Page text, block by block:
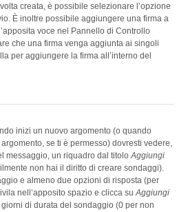
creata, è possibile selezionare l’opzione
È inoltre possibile aggiungere una firma a
voce nel Pannello di Controllo
che una firma venga aggiunta ai singoli
per aggiungere la firma all’interno del
inizi un nuovo argomento (o quando
se ti è permesso) dovresti vedere,
messaggio, un riquadro dal titoloAggiungi
non hai il diritto di creare sondaggi).
e almeno due opzioni di risposta (per
nell’apposito spazio e clicca suAggiungi
di durata del sondaggio (0 per non